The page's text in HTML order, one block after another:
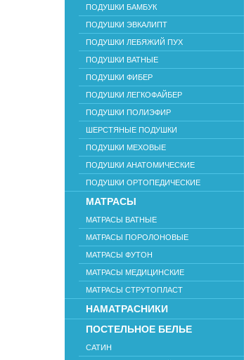
ПОДУШКИ БАМБУК
ПОДУШКИ ЭВКАЛИПТ
ПОДУШКИ ЛЕБЯЖИЙ ПУХ
ПОДУШКИ ВАТНЫЕ
ПОДУШКИ ФИБЕР
ПОДУШКИ ЛЕГКОФАЙБЕР
ПОДУШКИ ПОЛИЭФИР
ШЕРСТЯНЫЕ ПОДУШКИ
ПОДУШКИ МЕХОВЫЕ
ПОДУШКИ АНАТОМИЧЕСКИЕ
ПОДУШКИ ОРТОПЕДИЧЕСКИЕ
МАТРАСЫ
МАТРАСЫ ВАТНЫЕ
МАТРАСЫ ПОРОЛОНОВЫЕ
МАТРАСЫ ФУТОН
МАТРАСЫ МЕДИЦИНСКИЕ
МАТРАСЫ СТРУТОПЛАСТ
НАМАТРАСНИКИ
ПОСТЕЛЬНОЕ БЕЛЬЕ
САТИН